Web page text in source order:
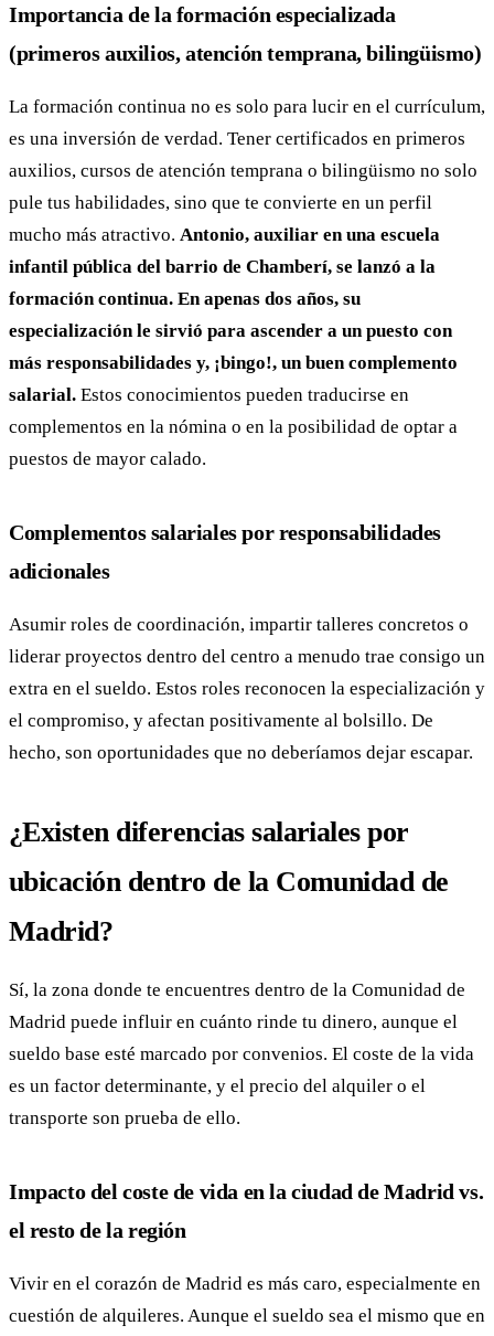
Importancia de la formación especializada
(primeros auxilios, atención temprana, bilingüismo)
La formación continua no es solo para lucir en el currículum,
es una inversión de verdad. Tener certificados en primeros
auxilios, cursos de atención temprana o bilingüismo no solo
pule tus habilidades, sino que te convierte en un perfil
mucho más atractivo. Antonio, auxiliar en una escuela
infantil pública del barrio de Chamberí, se lanzó a la
formación continua. En apenas dos años, su
especialización le sirvió para ascender a un puesto con
más responsabilidades y, ¡bingo!, un buen complemento
salarial. Estos conocimientos pueden traducirse en
complementos en la nómina o en la posibilidad de optar a
puestos de mayor calado.
Complementos salariales por responsabilidades
adicionales
Asumir roles de coordinación, impartir talleres concretos o
liderar proyectos dentro del centro a menudo trae consigo un
extra en el sueldo. Estos roles reconocen la especialización y
el compromiso, y afectan positivamente al bolsillo. De
hecho, son oportunidades que no deberíamos dejar escapar.
¿Existen diferencias salariales por
ubicación dentro de la Comunidad de
Madrid?
Sí, la zona donde te encuentres dentro de la Comunidad de
Madrid puede influir en cuánto rinde tu dinero, aunque el
sueldo base esté marcado por convenios. El coste de la vida
es un factor determinante, y el precio del alquiler o el
transporte son prueba de ello.
Impacto del coste de vida en la ciudad de Madrid vs.
el resto de la región
Vivir en el corazón de Madrid es más caro, especialmente en
cuestión de alquileres. Aunque el sueldo sea el mismo que en